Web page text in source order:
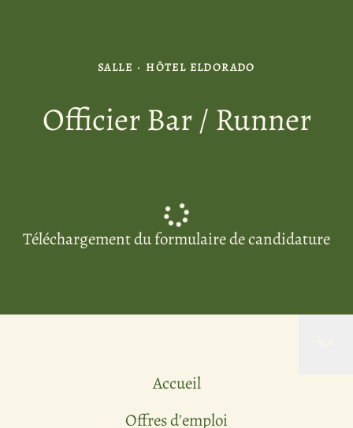
SALLE · HÔTEL ELDORADO
Officier Bar / Runner
Téléchargement du formulaire de candidature
Accueil
Offres d'emploi